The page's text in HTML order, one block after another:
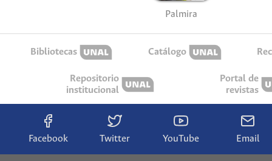
Palmira
Bibliotecas Catálogo
Repositorio
institucional
Portal de
revistas
Facebook Twitter YouTube Email